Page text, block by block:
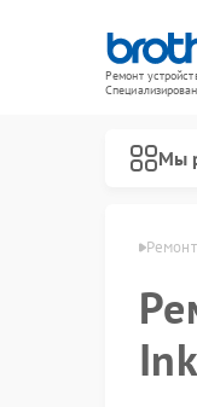
Ремонт
Мы
в Калининграде